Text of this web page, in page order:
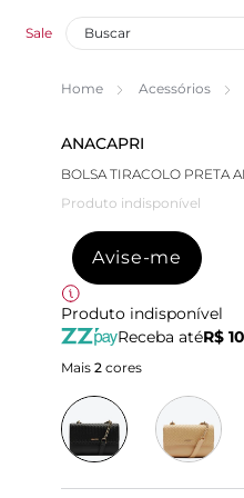
Sale
Home Acessórios
ANACAPRI
BOLSA TIRACOLO PRETA
Produto indisponível
Avise-me
Produto indisponível
Receba atéR$
Mais 2 cores